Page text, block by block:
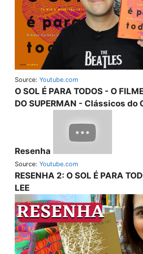
Source: Youtube.com
O SOL É PARA TODOS - O
DO SUPERMAN - Clássicos do
Resenha
Source: Youtube.com
RESENHA 2: O SOL É PARA
LEE